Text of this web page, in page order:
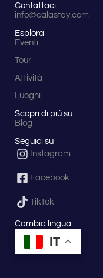
Contattaci
info@calastay.com
Esplora
Eventi
Tour
Attività
Luoghi
Scopri di più su
Blog
Seguici su
Instagram
Facebook
TikTok
Cambia lingua
IT